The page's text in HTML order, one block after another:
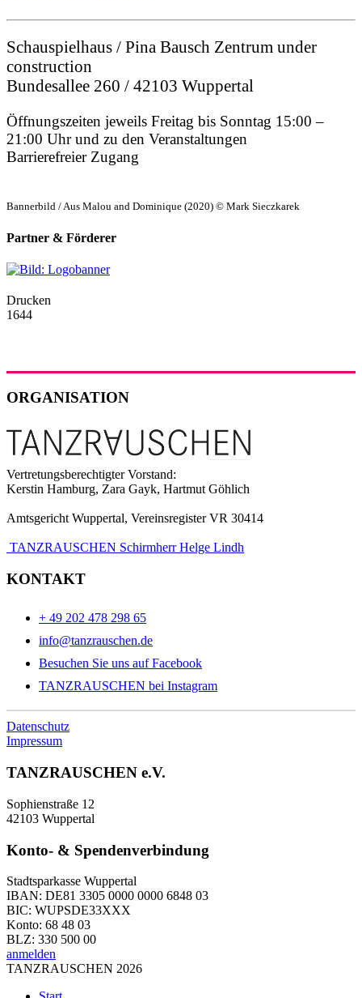
Schauspielhaus / Pina Bausch Zentrum under
construction
Bundesallee 260 / 42103 Wuppertal
Öffnungszeiten jeweils Freitag bis Sonntag 15:00 –
21:00 Uhr und zu den Veranstaltungen
Barrierefreier Zugang
Bannerbild / Aus Malou and Dominique (2020) © Mark Sieczkarek
Partner & Förderer
Drucken
1644
ORGANISATION
Vertretungsberechtigter Vorstand:
Kerstin Hamburg, Zara Gayk, Hartmut Göhlich
Amtsgericht Wuppertal, Vereinsregister VR 30414
TANZRAUSCHEN Schirmherr Helge Lindh
KONTAKT
+ 49 202 478 298 65
info@tanzrauschen.de
Besuchen Sie uns auf Facebook
TANZRAUSCHEN bei Instagram
Datenschutz
Impressum
TANZRAUSCHEN e.V.
Sophienstraße 12
42103 Wuppertal
Konto- & Spendenverbindung
Stadtsparkasse Wuppertal
IBAN: DE81 3305 0000 0000 6848 03
BIC: WUPSDE33XXX
Konto: 68 48 03
BLZ: 330 500 00
anmelden
TANZRAUSCHEN 2026